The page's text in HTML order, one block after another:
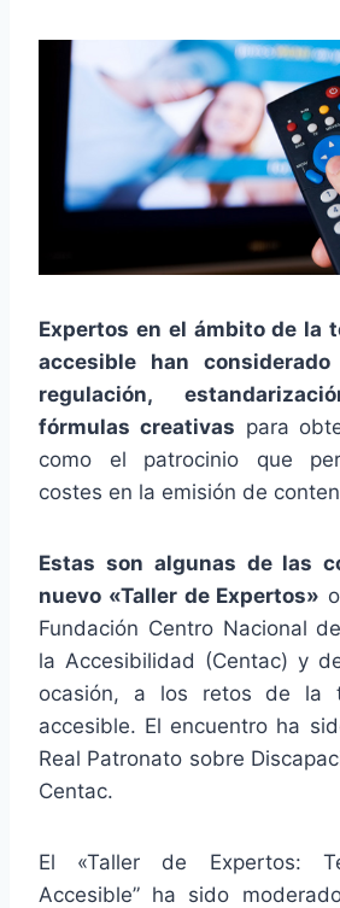
Expertos en el ámbito de la
accesible han
regulación,
fórmulas creativas para
como el patrocinio que
costes en la emisión de
Estas son algunas de las
nuevo «Taller de Expertos»
Fundación Centro Nacional
la Accesibilidad (Centac) y
ocasión, a los retos de la
accesible. El encuentro ha
Real Patronato sobre
Centac.
El «Taller de Expertos:
Accesible” ha sido